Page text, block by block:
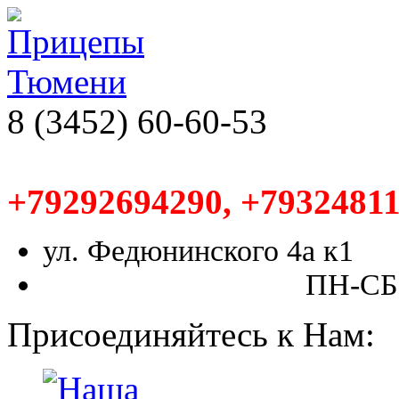
8 (3452) 60-60-53
+79292694290,
ул. Федюнинского 4а к1
ПН-СБ,
Присоединяйтесь к Нам: